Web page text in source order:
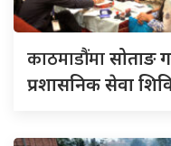
काठमाडौंमासोताङ
प्रशासनिक सेवा